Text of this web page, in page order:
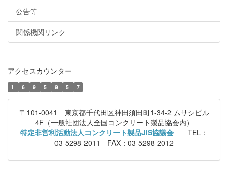
公告等
関係機関リンク
アクセスカウンター
1 6 9 5 9 5 7
〒101-0041 東京都千代田区神田須田町1-34-2 ムサシビル
4F（一般社団法人全国コンクリート製品協会内）
特定非営利活動法人コンクリート製品JIS協議会 TEL：
03-5298-2011 FAX：03-5298-2012